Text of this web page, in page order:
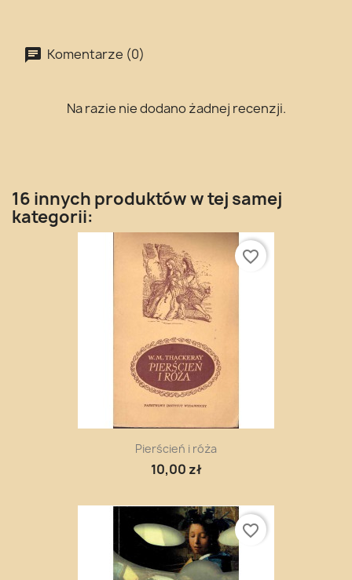
Komentarze (0)
Na razie nie dodano żadnej recenzji.
16 innych produktów w tej samej
kategorii:
Pierścień i róża
10,00 zł
favorite_border
favorite_border